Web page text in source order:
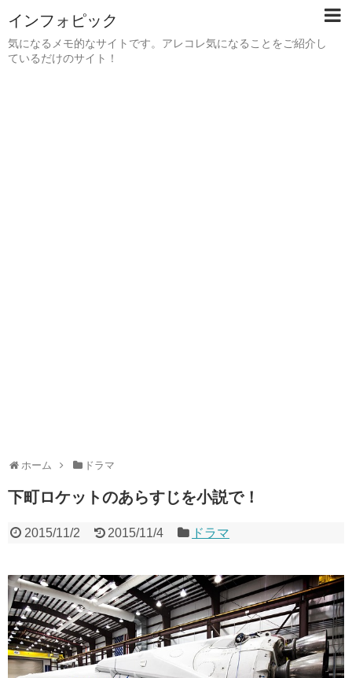
インフォピック
気になるメモ的なサイトです。アレコレ気になることをご紹介し
ているだけのサイト！
ホーム ドラマ
下町ロケットのあらすじを小説で！
2015/11/2 2015/11/4 ドラマ